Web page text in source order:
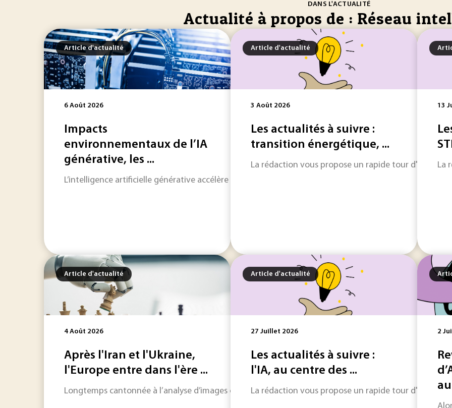
DANS L'ACTUALITÉ
Actualité à propos de : Réseau
Article d'actualité
6 Août 2026
Impacts
environnementaux de l’IA
générative, les ...
L’intelligence artificielle générative accélère la production de contenus et l’analyse de données,
Article d'actualité
3 Août 2026
Les actualités à suivre :
transition énergétique, ...
La rédaction vous propose un rapide tour
13
La
Article d'actualité
4 Août 2026
Après l'Iran et l'Ukraine,
l'Europe entre dans l'ère ...
Longtemps cantonnée à l’analyse d’images ou à l’aide à la décision, l’intelligence artificielle s’intègre
Article d'actualité
27 Juillet 2026
Les actualités à suivre :
l'IA, au centre des ...
La rédaction vous propose un rapide tour
2
au